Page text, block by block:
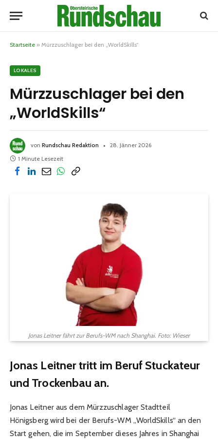
Startseite » Mürzzuschlager bei den „WorldSkills“
LOKALES
Mürzzuschlager bei den
„WorldSkills“
von Rundschau Redaktion
28. Jänner 2026
1 Minute Lesezeit
Jonas Leitner fährt zur Berufs-WM nach Shanghai. Foto: Wieser
Jonas Leitner tritt im Beruf Stuckateur
und Trockenbau an.
Jonas Leitner aus dem Mürzzuschlager Stadtteil
Hönigsberg wird bei der Berufs-WM „WorldSkills“ an den
Start gehen, die im September dieses Jahres in Shanghai